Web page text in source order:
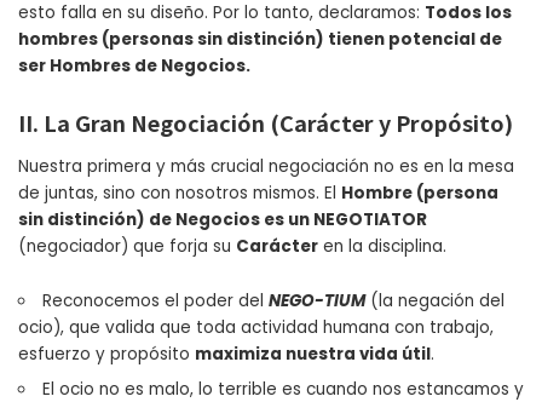
esto falla en su diseño. Por lo tanto, declaramos: Todos los
hombres (personas sin distinción) tienen potencial de
ser Hombres de Negocios.
II. La Gran Negociación (Carácter y Propósito)
Nuestra primera y más crucial negociación no es en la mesa
de juntas, sino con nosotros mismos. El Hombre (persona
sin distinción) de Negocios es un NEGOTIATOR
(negociador) que forja su Carácter en la disciplina.
Reconocemos el poder del NEGO-TIUM(la negación del
ocio), que valida que toda actividad humana con trabajo,
esfuerzo y propósito maximiza nuestra vida útil.
El ocio no es malo, lo terrible es cuando nos estancamos y